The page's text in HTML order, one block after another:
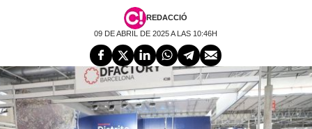
REDACCIÓ
09 DE ABRIL DE 2025 A LAS 10:46H